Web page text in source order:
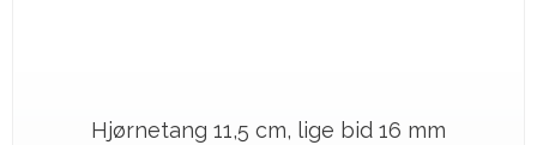
Hjørnetang 11,5 cm, lige bid 16 mm